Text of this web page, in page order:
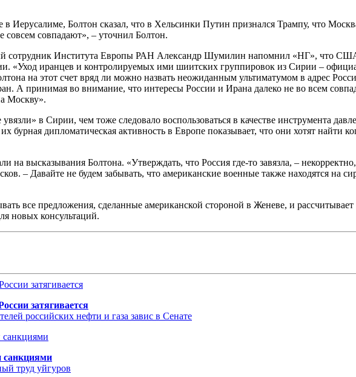
в Иерусалиме, Болтон сказал, что в Хельсинки Путин признался Трампу, что
совпадают», – уточнил Болтон.
сотрудник Института Европы РАН Александр Шумилин напомнил «НГ», что
«Уход иранцев и контролируемых ими шиитских группировок из Сирии –
на этот счет вряд ли можно назвать неожиданным ультиматумом в адрес
А принимая во внимание, что интересы России и Ирана далеко не во всем
Москву».
в Сирии, чем тоже следовало воспользоваться в качестве инструмента
бурная дипломатическая активность в Европе показывает, что они хотят найти
на высказывания Болтона. «Утверждать, что Россия где-то завязла, –
– Давайте не будем забывать, что американские военные также находятся
все предложения, сделанные американской стороной в Женеве, и
новых консультаций.
затягивается
российских нефти и газа завис в Сенате
санкциями
труд уйгуров